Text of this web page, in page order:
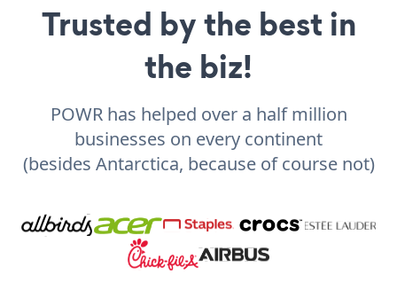
Trusted by the best in
the biz!
POWR has helped over a half million
businesses on every continent
(besides Antarctica, because of course not)